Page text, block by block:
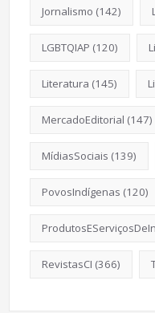
Jornalismo (142)
LGBTQIAP (120)
Literatura (145)
MercadoEditorial (147)
MídiasSociais (139)
PovosIndígenas (120)
RevistasCI (366)